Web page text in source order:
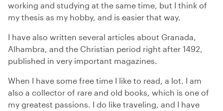
working and studying at the same time, but I think of
my thesis as my hobby, and is easier that way.
I have also written several articles about Granada,
Alhambra, and the Christian period right after 1492,
published in very important magazines.
When I have some free time I like to read, a lot. I am
also a collector of rare and old books, which is one of
my greatest passions. I do like traveling, and I have